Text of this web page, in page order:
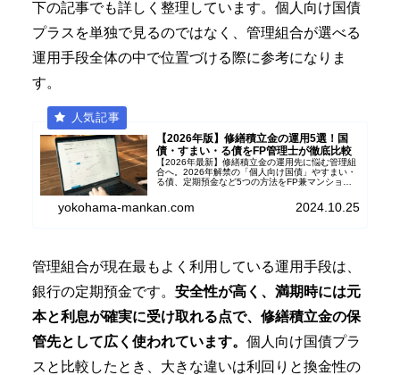
下の記事でも詳しく整理しています。個人向け国債
プラスを単独で見るのではなく、管理組合が選べる
運用手段全体の中で位置づける際に参考になりま
す。
【2026年版】修繕積立金の運用5選！国
債・すまい・る債をFP管理士が徹底比較
【2026年最新】修繕積立金の運用先に悩む管理組
合へ。2026年解禁の「個人向け国債」やすまい・
る債、定期預金など5つの方法をFP兼マンション
と、総会決議などの実務ポイントまで解説しま
す。
yokohama-mankan.com 2024.10.25
管理組合が現在最もよく利用している運用手段は、
銀行の定期預金です。 安全性が高く、満期時には元
本と利息が確実に受け取れる点で、修繕積立金の保
管先として広く使われています。 個人向け国債プラ
スと比較したとき、大きな違いは利回りと換金性の